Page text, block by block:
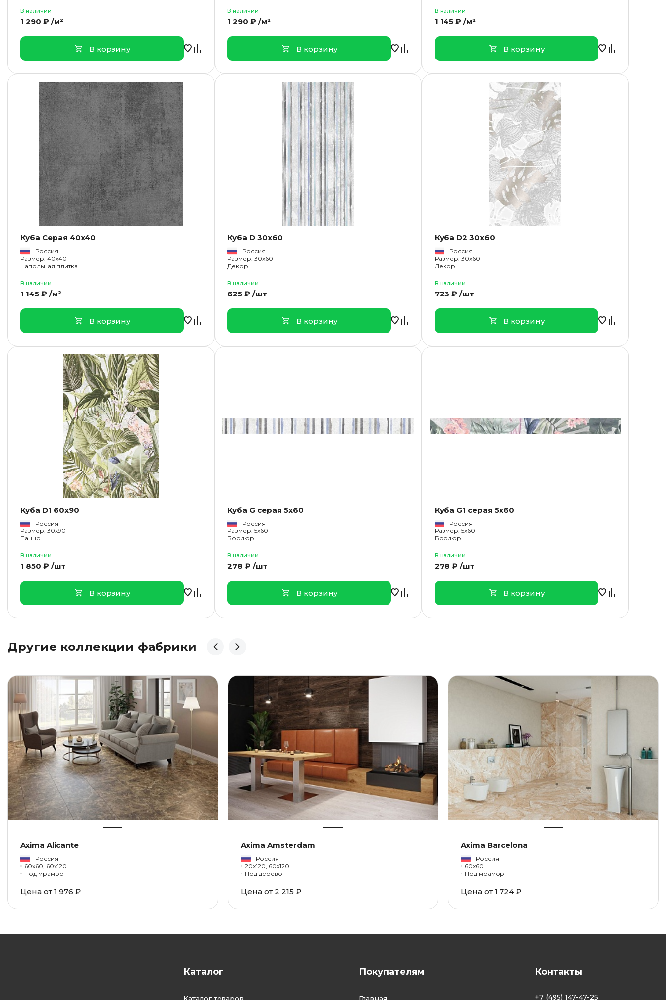
В наличии
1 290 ₽ /м²
В корзину
В наличии
1 290 ₽ /м²
В корзину
В наличии
1 145 ₽ /м²
В корзину
Куба Серая 40x40
Россия
Размер: 40x40
Напольная плитка
В наличии
1 145 ₽ /м²
В корзину
Куба D 30x60
Россия
Размер: 30x60
Декор
В наличии
625 ₽ /шт
В корзину
Куба D2 30x60
Россия
Размер: 30x60
Декор
В наличии
723 ₽ /шт
В корзину
Куба D1 60x90
Россия
Размер: 30x90
Панно
В наличии
1 850 ₽ /шт
В корзину
Куба G серая 5x60
Россия
Размер: 5x60
Бордюр
В наличии
278 ₽ /шт
В корзину
Куба G1 серая 5x60
Россия
Размер: 5x60
Бордюр
В наличии
278 ₽ /шт
В корзину
Другие коллекции фабрики
Axima Alicante
Россия
60x60, 60x120
Под мрамор
Цена от 1 976 ₽
Axima Amsterdam
Россия
20x120, 60x120
Под дерево
Цена от 2 215 ₽
Axima Barcelona
Россия
60x60
Под мрамор
Цена от 1 724 ₽
Каталог Покупателям Контакты
+7 (495) 147-47-25